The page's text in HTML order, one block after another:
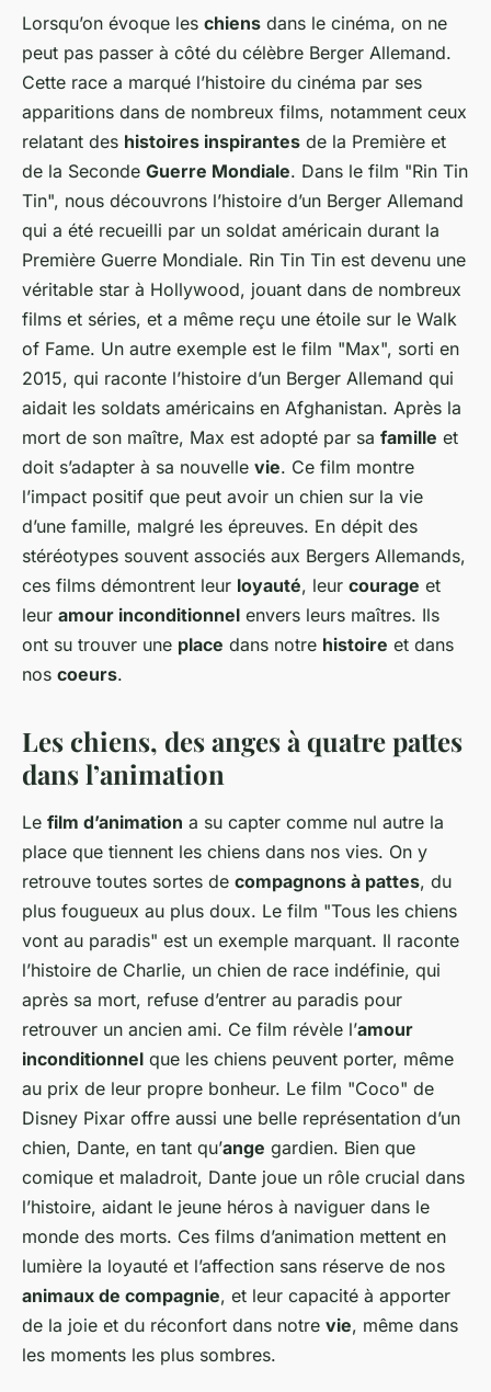
Lorsqu’on évoque les chiens dans le cinéma, on ne
peut pas passer à côté du célèbre Berger Allemand.
Cette race a marqué l’histoire du cinéma par ses
apparitions dans de nombreux films, notamment ceux
relatant des histoires inspirantes de la Première et
de la Seconde Guerre Mondiale. Dans le film "Rin Tin
Tin", nous découvrons l’histoire d’un Berger Allemand
qui a été recueilli par un soldat américain durant la
Première Guerre Mondiale. Rin Tin Tin est devenu une
véritable star à Hollywood, jouant dans de nombreux
films et séries, et a même reçu une étoile sur le Walk
of Fame. Un autre exemple est le film "Max", sorti en
2015, qui raconte l’histoire d’un Berger Allemand qui
aidait les soldats américains en Afghanistan. Après la
mort de son maître, Max est adopté par sa famille et
doit s’adapter à sa nouvelle vie. Ce film montre
l’impact positif que peut avoir un chien sur la vie
d’une famille, malgré les épreuves. En dépit des
stéréotypes souvent associés aux Bergers Allemands,
ces films démontrent leur loyauté, leur courage et
leur amour inconditionnel envers leurs maîtres. Ils
ont su trouver une place dans notre histoire et dans
nos coeurs.
Les chiens, des anges à quatre pattes
dans l’animation
Le film d’animation a su capter comme nul autre la
place que tiennent les chiens dans nos vies. On y
retrouve toutes sortes de compagnons à pattes, du
plus fougueux au plus doux. Le film "Tous les chiens
vont au paradis" est un exemple marquant. Il raconte
l’histoire de Charlie, un chien de race indéfinie, qui
après sa mort, refuse d’entrer au paradis pour
retrouver un ancien ami. Ce film révèle l’amour
inconditionnel que les chiens peuvent porter, même
au prix de leur propre bonheur. Le film "Coco" de
Disney Pixar offre aussi une belle représentation d’un
chien, Dante, en tant qu’ange gardien. Bien que
comique et maladroit, Dante joue un rôle crucial dans
l’histoire, aidant le jeune héros à naviguer dans le
monde des morts. Ces films d’animation mettent en
lumière la loyauté et l’affection sans réserve de nos
animaux de compagnie, et leur capacité à apporter
de la joie et du réconfort dans notre vie, même dans
les moments les plus sombres.